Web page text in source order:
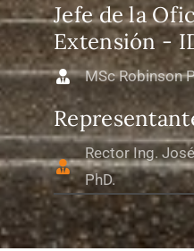
Jefe de la
Extensión -
MSc Robinson
Rector Ing.
PhD.